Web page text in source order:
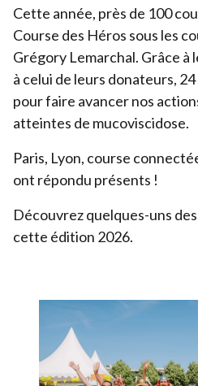
Cette année, près de 100
Course des Héros sous les
Grégory Lemarchal. Grâce à
à celui de leurs donateurs, 24
pour faire avancer nos
atteintes de mucoviscidose.
Paris, Lyon, course
ont répondu présents !
Découvrez quelques-uns
cette édition 2026.